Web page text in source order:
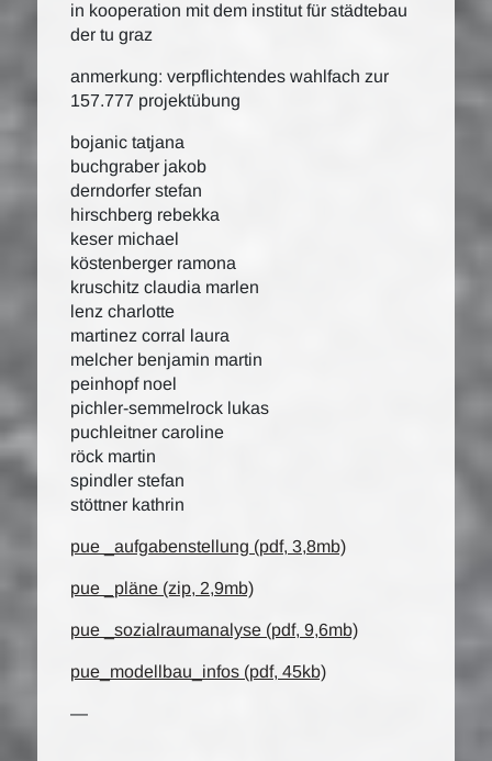
in kooperation mit dem institut für städtebau
der tu graz
anmerkung: verpflichtendes wahlfach zur
157.777 projektübung
bojanic tatjana
buchgraber jakob
derndorfer stefan
hirschberg rebekka
keser michael
köstenberger ramona
kruschitz claudia marlen
lenz charlotte
martinez corral laura
melcher benjamin martin
peinhopf noel
pichler-semmelrock lukas
puchleitner caroline
röck martin
spindler stefan
stöttner kathrin
pue _aufgabenstellung (pdf, 3,8mb)
pue _pläne (zip, 2,9mb)
pue _sozialraumanalyse (pdf, 9,6mb)
pue_modellbau_infos (pdf, 45kb)
—